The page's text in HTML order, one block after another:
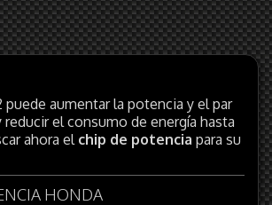
puede aumentar la potencia y el par
el consumo de energía hasta
ahora el chip de potencia para su
HONDA